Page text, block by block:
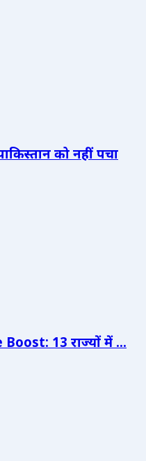
को नहीं पचा
13 राज्यों में ...